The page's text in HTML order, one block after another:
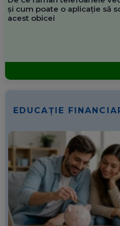
și cum poate o aplicație să
acest obicei
EDUCAȚIE